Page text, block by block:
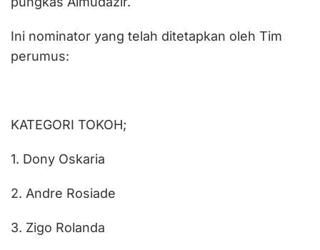
Ini nominator yang telah ditetapkan oleh Tim
perumus:
KATEGORI TOKOH;
1. Dony Oskaria
2. Andre Rosiade
3. Zigo Rolanda